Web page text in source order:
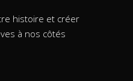
histoire et créer
à nos côtés